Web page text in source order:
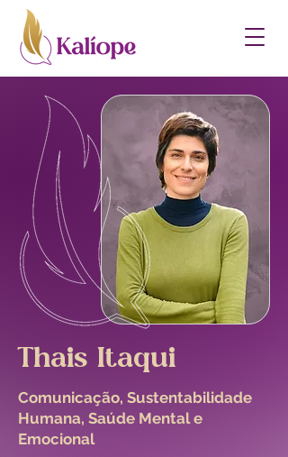
Thais Itaqui
Comunicação, Sustentabilidade
Humana, Saúde Mental e
Emocional